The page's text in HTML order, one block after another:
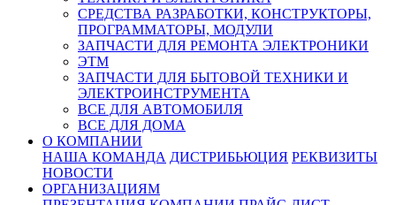
СРЕДСТВА РАЗРАБОТКИ, КОНСТРУКТОРЫ,
ПРОГРАММАТОРЫ, МОДУЛИ
ЗАПЧАСТИ ДЛЯ РЕМОНТА ЭЛЕКТРОНИКИ
ЭТМ
ЗАПЧАСТИ ДЛЯ БЫТОВОЙ ТЕХНИКИ И
ЭЛЕКТРОИНСТРУМЕНТА
ВСЕ ДЛЯ АВТОМОБИЛЯ
ВСЕ ДЛЯ ДОМА
О КОМПАНИИ
НАША КОМАНДА ДИСТРИБЬЮЦИЯ РЕКВИЗИТЫ
НОВОСТИ
ОРГАНИЗАЦИЯМ